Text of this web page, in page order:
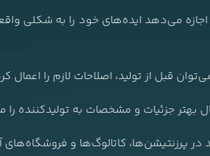
می‌دهد ایده‌های خود را به شکلی
قبل از تولید، اصلاحات لازم را
بهتر جزئیات و مشخصات به تولیدکننده
در پرزنتیشن‌ها، کاتالوگ‌ها و فروشگاه‌های